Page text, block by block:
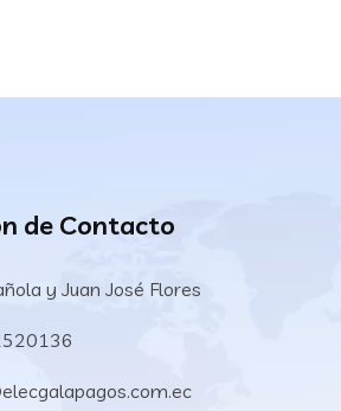
de Contacto
y Juan José Flores